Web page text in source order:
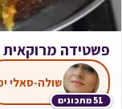
פשטידה
51 מתכונים
שולה-סאלי